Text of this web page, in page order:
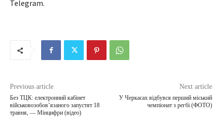
Telegram.
Previous article
Без ТЦК: електронний кабінет
військовозобов’язаного запустят 18
травня, — Мінцифри (відео)
Next article
У Черкасах відбувся перший міський
чемпіонат з регбі (ФОТО)